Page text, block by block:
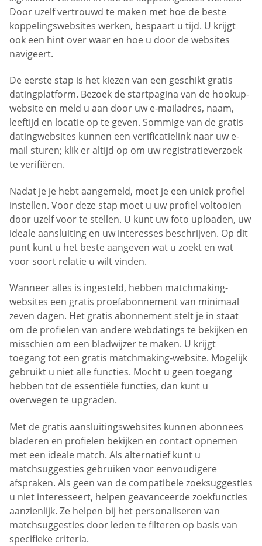
Door uzelf vertrouwd te maken met hoe de beste
koppelingswebsites werken, bespaart u tijd. U krijgt
ook een hint over waar en hoe u door de websites
navigeert.
De eerste stap is het kiezen van een geschikt gratis
datingplatform. Bezoek de startpagina van de hookup-
website en meld u aan door uw e-mailadres, naam,
leeftijd en locatie op te geven. Sommige van de gratis
datingwebsites kunnen een verificatielink naar uw e-
mail sturen; klik er altijd op om uw registratieverzoek
te verifiëren.
Nadat je je hebt aangemeld, moet je een uniek profiel
instellen. Voor deze stap moet u uw profiel voltooien
door uzelf voor te stellen. U kunt uw foto uploaden, uw
ideale aansluiting en uw interesses beschrijven. Op dit
punt kunt u het beste aangeven wat u zoekt en wat
voor soort relatie u wilt vinden.
Wanneer alles is ingesteld, hebben matchmaking-
websites een gratis proefabonnement van minimaal
zeven dagen. Het gratis abonnement stelt je in staat
om de profielen van andere webdatings te bekijken en
misschien om een bladwijzer te maken. U krijgt
toegang tot een gratis matchmaking-website. Mogelijk
gebruikt u niet alle functies. Mocht u geen toegang
hebben tot de essentiële functies, dan kunt u
overwegen te upgraden.
Met de gratis aansluitingswebsites kunnen abonnees
bladeren en profielen bekijken en contact opnemen
met een ideale match. Als alternatief kunt u
matchsuggesties gebruiken voor eenvoudigere
afspraken. Als geen van de compatibele zoeksuggesties
u niet interesseert, helpen geavanceerde zoekfuncties
aanzienlijk. Ze helpen bij het personaliseren van
matchsuggesties door leden te filteren op basis van
specifieke criteria.